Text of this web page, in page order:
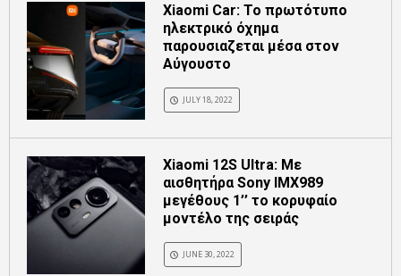
Xiaomi Car: Το πρωτότυπο
ηλεκτρικό όχημα
παρουσιαζεται μέσα στον
Αύγουστο
JULY 18, 2022
Xiaomi 12S Ultra: Με
αισθητήρα Sony IMX989
μεγέθους 1’’ το κορυφαίο
μοντέλο της σειράς
JUNE 30, 2022